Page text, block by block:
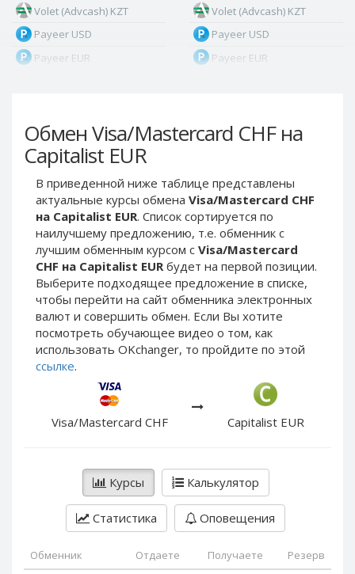
Обмен Visa/Mastercard CHF на
Capitalist EUR
В приведенной ниже таблице представлены
актуальные курсы обмена Visa/Mastercard CHF
на Capitalist EUR. Список сортируется по
наилучшему предложению, т.е. обменник с
лучшим обменным курсом с Visa/Mastercard
CHF на Capitalist EUR будет на первой позиции.
Выберите подходящее предложение в списке,
чтобы перейти на сайт обменника электронных
валют и совершить обмен. Если Вы хотите
посмотреть обучающее видео о том, как
использовать OKchanger, то пройдите по этой
ссылке.
Visa/Mastercard CHF Capitalist EUR
Курсы Калькулятор
Статистика Оповещения
Обменник Отдаете Получаете Резерв
Volet (Advcash) KZT
Payeer USD
Payeer EUR
Payeer Tether ERC20
(USDT)
Payeer UAH
ЮMoney RUB
ЮMoney KZT
PayPal USD
PayPal EUR
PayPal GBP
PayPal CAD
PayPal AUD
PayPal RUB
PayPal CZK
PayPal HKD
PayPal NZD
PayPal NOK
PayPal PLN
PayPal SEK
Volet (Advcash) KZT
Payeer USD
Payeer EUR
Payeer Tether ERC20
(USDT)
ЮMoney RUB
ЮMoney KZT
PayPal USD
PayPal EUR
PayPal GBP
PayPal CAD
PayPal AUD
PayPal RUB
PayPal DKK
PayPal HKD
PayPal NZD
PayPal NOK
PayPal PLN
PayPal SEK